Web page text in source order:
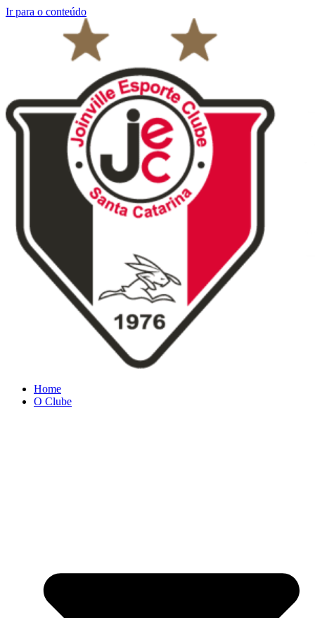
Ir para o conteúdo
Home
O Clube